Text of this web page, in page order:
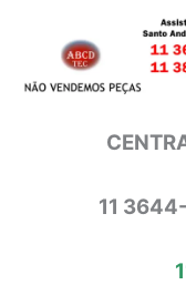
conteúdo
11